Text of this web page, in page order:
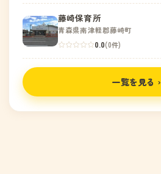
藤崎保育所
青森県南津軽郡藤崎町
0.0(0件)
一覧を見る ›